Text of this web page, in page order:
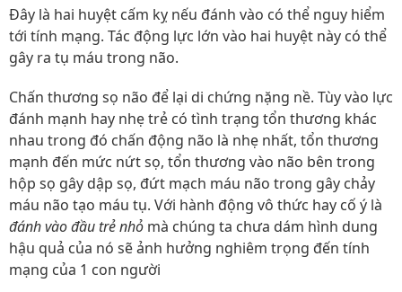
Đây là hai huyệt cấm kỵ nếu đánh vào có thể nguy hiểm
tới tính mạng. Tác động lực lớn vào hai huyệt này có thể
gây ra tụ máu trong não.
Chấn thương sọ não để lại di chứng nặng nề. Tùy vào lực
đánh mạnh hay nhẹ trẻ có tình trạng tổn thương khác
nhau trong đó chấn động não là nhẹ nhất, tổn thương
mạnh đến mức nứt sọ, tổn thương vào não bên trong
hộp sọ gây dập sọ, đứt mạch máu não trong gây chảy
máu não tạo máu tụ. Với hành động vô thức hay cố ý là
đánh vào đầu trẻ nhỏ mà chúng ta chưa dám hình dung
hậu quả của nó sẽ ảnh hưởng nghiêm trọng đến tính
mạng của 1 con người